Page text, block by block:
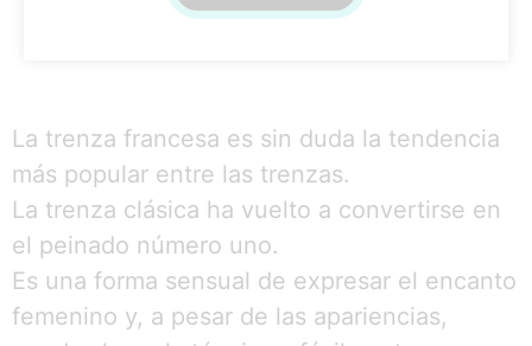
La trenza francesa es sin duda la tendencia
más popular entre las trenzas.
La trenza clásica ha vuelto a convertirse en
el peinado número uno.
Es una forma sensual de expresar el encanto
femenino y, a pesar de las apariencias,